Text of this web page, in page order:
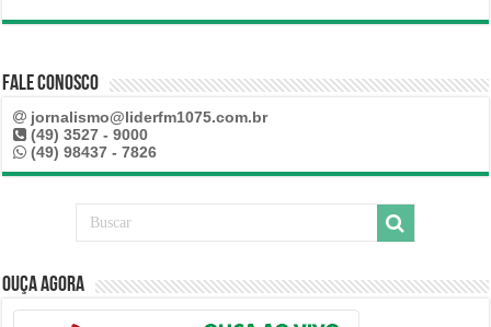
Fale Conosco
jornalismo@liderfm1075.com.br
(49) 3527 - 9000
(49) 98437 - 7826
Ouça Agora